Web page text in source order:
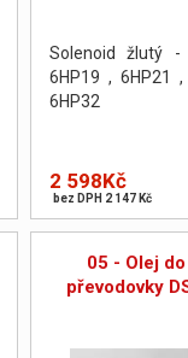
Solenoid žlutý -
6HP19 , 6HP21
6HP32
2 598Kč
bez DPH 2 147 Kč
05 - Olej
převodovky